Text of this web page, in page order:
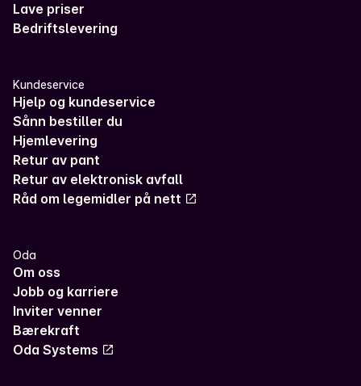
Lave priser
Bedriftslevering
Kundeservice
Hjelp og kundeservice
Sånn bestiller du
Hjemlevering
Retur av pant
Retur av elektronisk avfall
Råd om legemidler på nett
Oda
Om oss
Jobb og karriere
Inviter venner
Bærekraft
Oda Systems